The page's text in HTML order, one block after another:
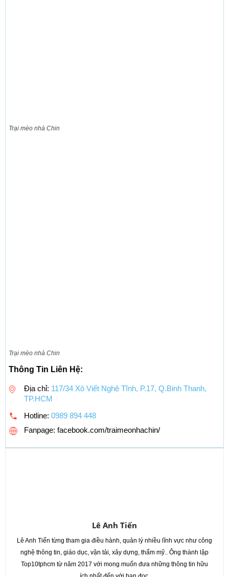
Trại mèo nhà Chin
Trại mèo nhà Chin
Thông Tin Liên Hệ:
Địa chỉ: 117/34 Xô Viết Nghệ Tĩnh, P.17, Q.Binh Thanh,
TP.HCM
Hotline: 0989 894 448
Fanpage: facebook.com/traimeonhachin/
Lê Anh Tiến
Lê Anh Tiến từng tham gia điều hành, quản lý nhiều lĩnh vực như công
nghệ thông tin, giáo dục, vận tải, xây dựng, thẩm mỹ.. Ông thành lập
Top10tphcm từ năm 2017 với mong muốn đưa những thông tin hữu